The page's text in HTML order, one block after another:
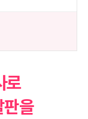
로
판을